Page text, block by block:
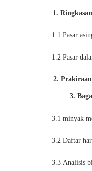
1.
1.1 Pasar
1.2 Pasar
2.
3.
3.1 minyak
3.2 Daftar
3.3 Analisis